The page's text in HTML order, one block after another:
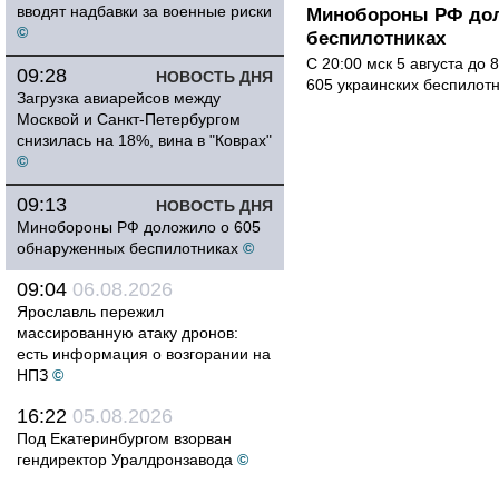
вводят надбавки за военные риски
©
НОВОСТЬ ДНЯ
09:28
Загрузка авиарейсов между
Москвой и Санкт-Петербургом
снизилась на 18%, вина в "Коврах"
©
НОВОСТЬ ДНЯ
09:13
Минобороны РФ доложило о 605
обнаруженных беспилотниках ©
09:04 06.08.2026
Ярославль пережил
массированную атаку дронов:
есть информация о возгорании на
НПЗ ©
16:22 05.08.2026
Под Екатеринбургом взорван
гендиректор Уралдронзавода ©
Минобороны РФ
беспилотниках
С 20:00 мск 5 августа до
605 украинских